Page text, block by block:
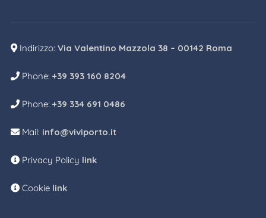
Indirizzo: Via Valentino Mazzola 38 – 00142 Roma
Phone:+39 393 160 8204
Phone:+39 334 691 0486
Mail: info@viviporto.it
Privacy Policy link
Cookie link